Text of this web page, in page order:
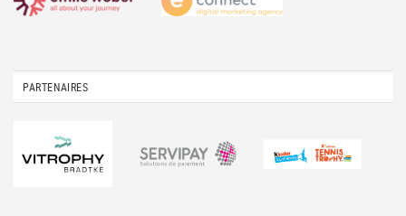
PARTENAIRES